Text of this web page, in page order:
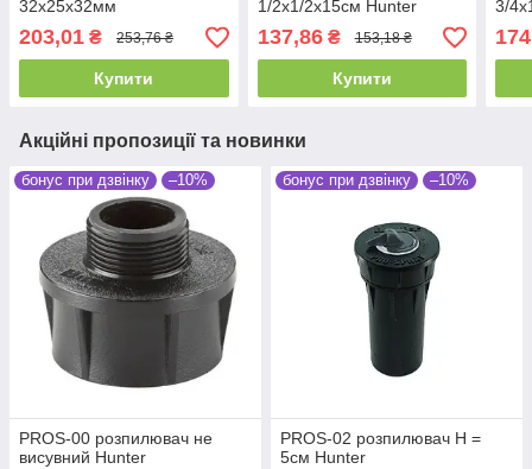
32x25x32мм
203,01 ₴ 253,76 ₴
Купити
1/2х1/2x15см Hunter
137,86₴ 153,18 ₴
Купити
3/
Акційні пропозиції та новинки
бонус при дзвінку –10%
PROS-00 розпилювач не
висувний Hunter
бонус при дзвінку –10%
PROS-02 розпилювач Н =
5см Hunter